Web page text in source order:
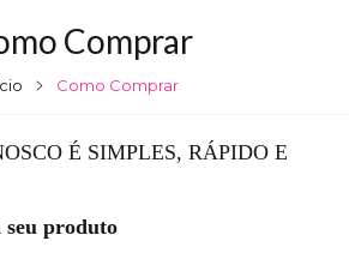
Comprar
Como Comprar
É SIMPLES, RÁPIDO E
seu produto